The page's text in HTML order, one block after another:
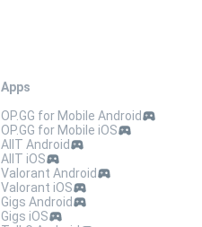
Apps
OP.GG for Mobile Android
OP.GG for Mobile iOS
AllT Android
AllT iOS
Valorant Android
Valorant iOS
Gigs Android
Gigs iOS